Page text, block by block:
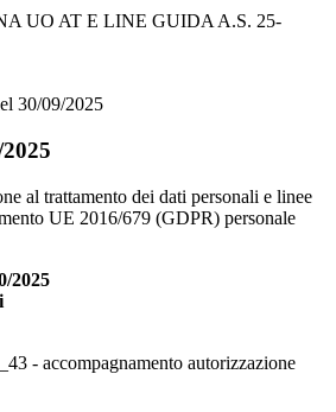
UO AT E LINE GUIDA A.S. 25-
30/09/2025
al trattamento dei dati personali e linee
UE 2016/679 (GDPR) personale
2025
- accompagnamento autorizzazione